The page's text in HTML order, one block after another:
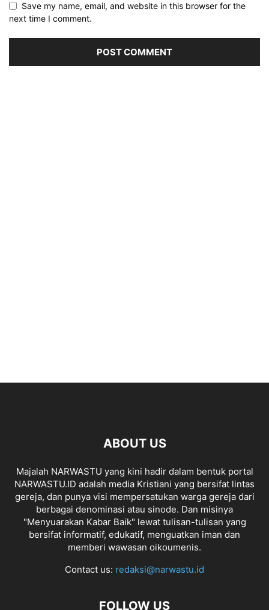
Save my name, email, and website in this browser for the
next time I comment.
ABOUT US
Majalah NARWASTU yang kini hadir dalam bentuk portal
NARWASTU.ID adalah media Kristiani yang bersifat lintas
gereja, dan punya visi mempersatukan warga gereja dari
berbagai denominasi atau sinode. Dan misinya
"Menyuarakan Kabar Baik" lewat tulisan-tulisan yang
bersifat informatif, edukatif, menguatkan iman dan
memberi wawasan oikoumenis.
Contact us: redaksi@narwastu.id
FOLLOW US